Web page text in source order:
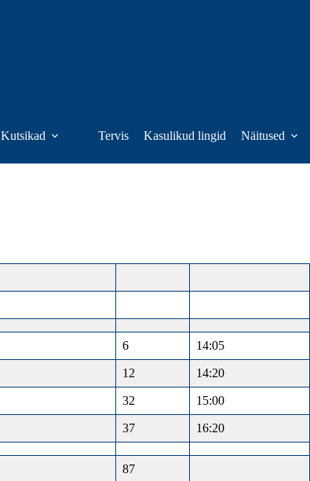
Kutsikad Tervis Kasulikud lingid Näitused
6 14:05
12 14:20
32 15:00
37 16:20
87